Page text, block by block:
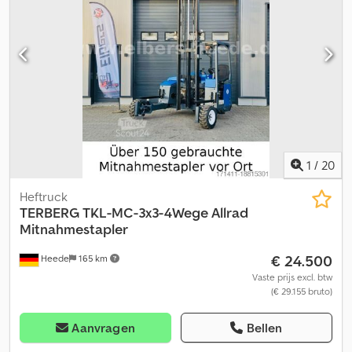
keuring, op verzoek nieuw Momenteel zijn er meer dan 150
gebruikte meeneemheftrucks direct beschikbaar op locatie. Wij
stellen graag individueel de juiste heftruck samen afgestemd op
uw wensen. Typfouten, tussentijdse verkoop en vergissingen
voorbehouden. Financiering mogelijk. Levering door heel Europa
mogelijk. Interessant bijv. voor timmermannen, meubelmakers,
transportbedrijven en expediteurs. Prijs incl. 19% btw; voor export
zonder btw mogelijk. Bekijk ook onze andere aanbiedingen. Bij
vragen kunt u ons gerust bellen. Homepage: Email:
1 / 20
Heede 165 km
Heftruck
TERBERGTKL-MC-3x3-4Wege Allrad
Mitnahmestapler
€ 24.500
Vaste prijs excl. btw
(€ 29.155 bruto)
Aanvragen Bellen